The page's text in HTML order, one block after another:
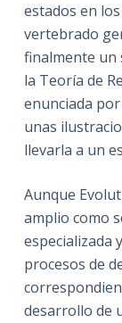
estados en
vertebrado
finalmente un
la Teoría de
enunciada
unas
llevarla a un
Aunque
amplio como
especializada
procesos de
desarrollo de